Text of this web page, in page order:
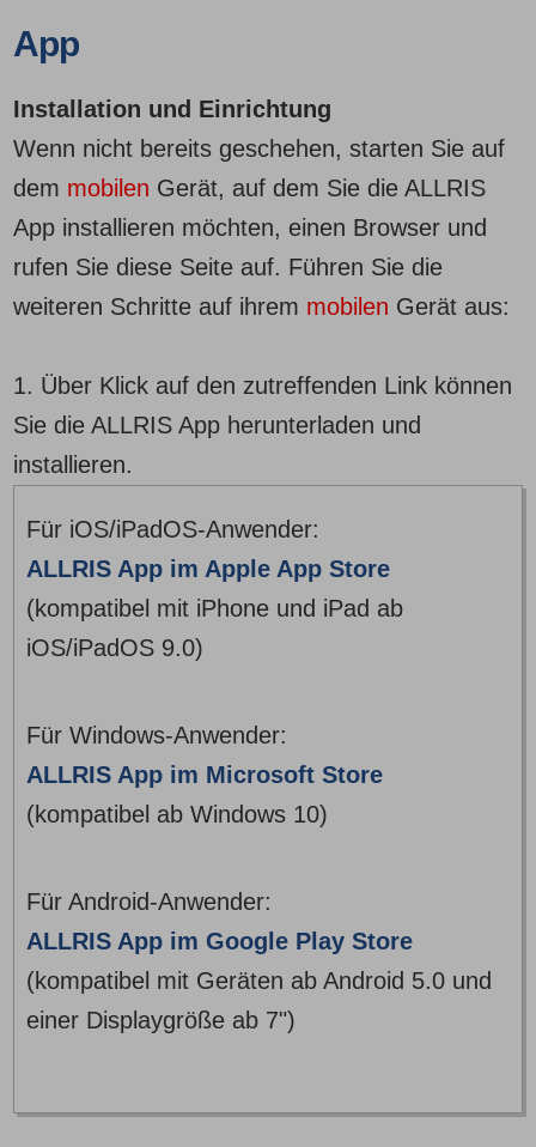
App
Installation und Einrichtung
Wenn nicht bereits geschehen, starten Sie auf
dem mobilen Gerät, auf dem Sie die ALLRIS
App installieren möchten, einen Browser und
rufen Sie diese Seite auf. Führen Sie die
weiteren Schritte auf ihrem mobilen Gerät aus:
1. Über Klick auf den zutreffenden Link können
Sie die ALLRIS App herunterladen und
installieren.
Für iOS/iPadOS-Anwender:
ALLRIS App im Apple App Store
(kompatibel mit iPhone und iPad ab
iOS/iPadOS 9.0)
Für Windows-Anwender:
ALLRIS App im Microsoft Store
(kompatibel ab Windows 10)
Für Android-Anwender:
ALLRIS App im Google Play Store
(kompatibel mit Geräten ab Android 5.0 und
einer Displaygröße ab 7")